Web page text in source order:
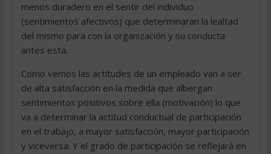
menos duradero en el sentir del individuo
(sentimientos afectivos) que determinaran la lealtad
del mismo para con la organización y su conducta
antes esta.
Como vemos las actitudes de un empleado van a ser
de alta satisfacción en la medida que albergan
sentimientos positivos sobre ella (motivación) lo que
va a determinar la actitud conductual de participación
en el trabajo, a mayor satisfacción, mayor participación
y viceversa. Y el grado de participación se reflejará en